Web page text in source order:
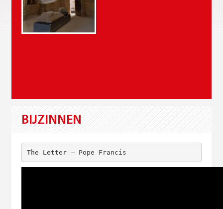
BIJZINNEN
The Letter – Pope Francis